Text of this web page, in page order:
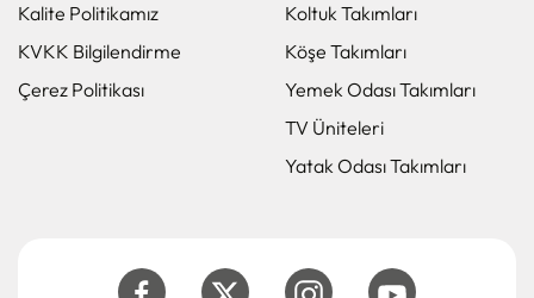
Kalite Politikamız
KVKK Bilgilendirme
Çerez Politikası
Koltuk Takımları
Köşe Takımları
Yemek Odası Takımları
TV Üniteleri
Yatak Odası Takımları